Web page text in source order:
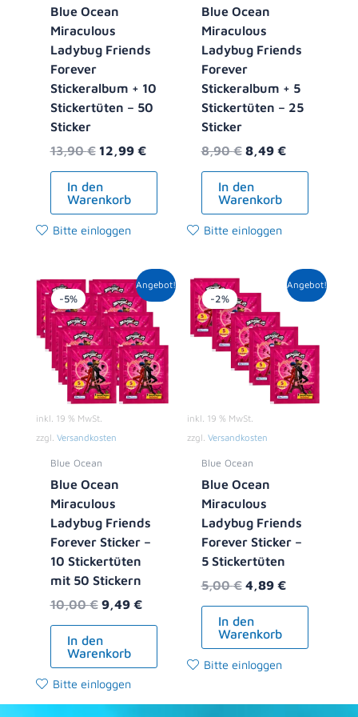
Blue Ocean
Miraculous
Ladybug Friends
Forever
Stickeralbum + 10
Stickertüten – 50
Sticker
13,90€ 12,99 €
In den
Warenkorb
Bitte einloggen
Blue Ocean
Miraculous
Ladybug Friends
Forever
Stickeralbum + 5
Stickertüten – 25
Sticker
8,90€ 8,49 €
In den
Warenkorb
Bitte einloggen
Angebot!
-5%
inkl. 19 % MwSt.
zzgl. Versandkosten
Blue Ocean
Blue Ocean
Miraculous
Ladybug Friends
Forever Sticker –
10 Stickertüten
mit 50 Stickern
10,00€
Ursprünglicher
Preis
war:
10,00 €
9,49 €
Aktueller
Preis
ist:
9,49 €.
In den
Warenkorb
Bitte einloggen
Angebot!
-2%
inkl. 19 % MwSt.
zzgl. Versandkosten
Blue Ocean
Blue Ocean
Miraculous
Ladybug Friends
Forever Sticker –
5 Stickertüten
5,00€
Ursprünglicher
Preis
war:
5,00 €
4,89 €
Aktueller
Preis
4,89 €.
In den
Warenkorb
Bitte einloggen